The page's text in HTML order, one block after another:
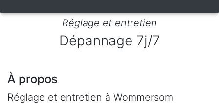
Réglage et entretien
Dépannage 7j/7
À propos
Réglage et entretien à Wommersom